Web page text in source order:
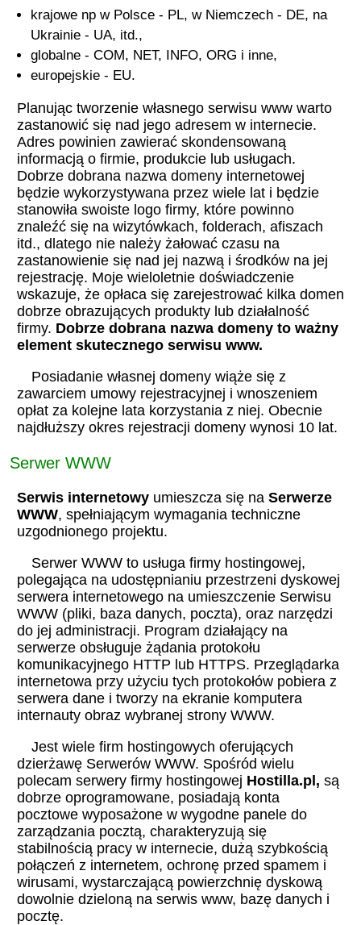
krajowe np w Polsce - PL, w Niemczech - DE, na
Ukrainie - UA, itd.,
globalne - COM, NET, INFO, ORG i inne,
europejskie - EU.
Planując tworzenie własnego serwisu www warto
zastanowić się nad jego adresem w internecie.
Adres powinien zawierać skondensowaną
informacją o firmie, produkcie lub usługach.
Dobrze dobrana nazwa domeny internetowej
będzie wykorzystywana przez wiele lat i będzie
stanowiła swoiste logo firmy, które powinno
znaleźć się na wizytówkach, folderach, afiszach
itd., dlatego nie należy żałować czasu na
zastanowienie się nad jej nazwą i środków na jej
rejestrację. Moje wieloletnie doświadczenie
wskazuje, że opłaca się zarejestrować kilka domen
dobrze obrazujących produkty lub działalność
firmy. Dobrze dobrana nazwa domeny to ważny
element skutecznego serwisu www.
Posiadanie własnej domeny wiąże się z
zawarciem umowy rejestracyjnej i wnoszeniem
opłat za kolejne lata korzystania z niej. Obecnie
najdłuższy okres rejestracji domeny wynosi 10 lat.
Serwer WWW
Serwis internetowy umieszcza się na Serwerze
WWW, spełniającym wymagania techniczne
uzgodnionego projektu.
Serwer WWW to usługa firmy hostingowej,
polegająca na udostępnianiu przestrzeni dyskowej
serwera internetowego na umieszczenie Serwisu
WWW (pliki, baza danych, poczta), oraz narzędzi
do jej administracji. Program działający na
serwerze obsługuje żądania protokołu
komunikacyjnego HTTP lub HTTPS. Przeglądarka
internetowa przy użyciu tych protokołów pobiera z
serwera dane i tworzy na ekranie komputera
internauty obraz wybranej strony WWW.
Jest wiele firm hostingowych oferujących
dzierżawę Serwerów WWW. Spośród wielu
polecam serwery firmy hostingowej Hostilla.pl, są
dobrze oprogramowane, posiadają konta
pocztowe wyposażone w wygodne panele do
zarządzania pocztą, charakteryzują się
stabilnością pracy w internecie, dużą szybkością
połączeń z internetem, ochronę przed spamem i
wirusami, wystarczającą powierzchnię dyskową
dowolnie dzieloną na serwis www, bazę danych i
pocztę.